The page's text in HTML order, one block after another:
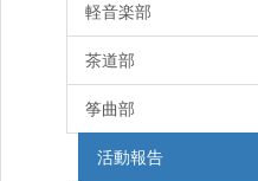
軽音楽部
茶道部
筝曲部
活動報告